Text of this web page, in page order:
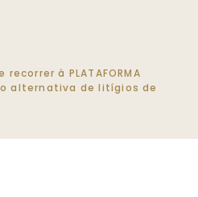
à PLATAFORMA
alternativa de litígios de